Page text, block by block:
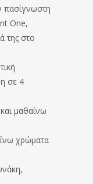
πασίγνωστη
One,
της στο
σε 4
μαθαίνω
χρώματα